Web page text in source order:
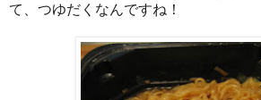
て、つゆだくなんですね！